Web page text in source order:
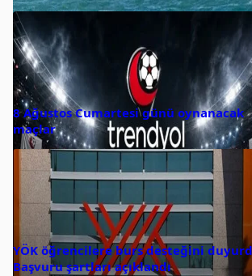
8 Ağustos Cumartesi günü oynanacak
maçlar
YÖK öğrencilere burs desteğini
Başvuru şartları açıklandı